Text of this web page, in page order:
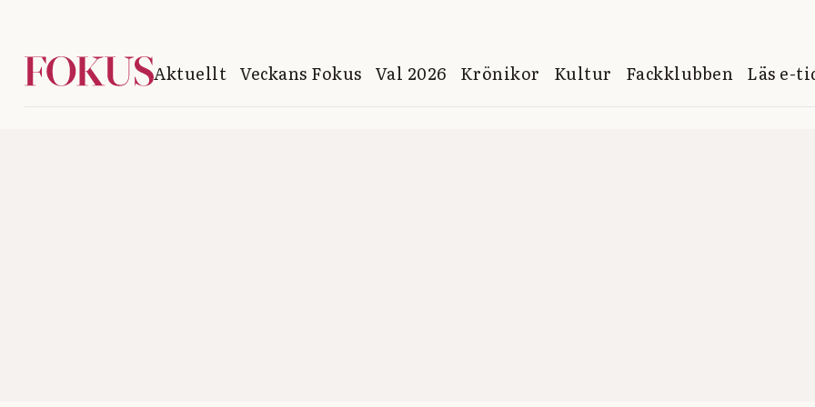
Aktuellt Veckans Fokus Val 2026 Krönikor Kultur Fackklubben Läs e-